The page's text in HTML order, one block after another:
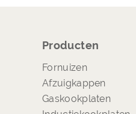
Producten
Fornuizen
Afzuigkappen
Gaskookplaten